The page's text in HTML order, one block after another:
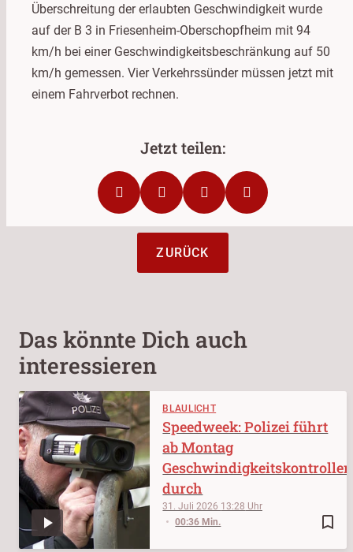
Überschreitung der erlaubten Geschwindigkeit wurde
auf der B 3 in Friesenheim-Oberschopfheim mit 94
km/h bei einer Geschwindigkeitsbeschränkung auf 50
km/h gemessen. Vier Verkehrssünder müssen jetzt mit
einem Fahrverbot rechnen.
ZURÜCK
Das könnte Dich auch
interessieren
BLAULICHT
bookmark_border
31. Juli 2026 13:28
00:36 Min.
Speedweek: Polizei führt
ab Montag
Geschwindigkeitskontrollen
durch